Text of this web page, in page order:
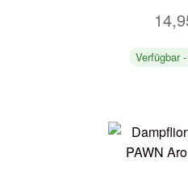
Verfügbar